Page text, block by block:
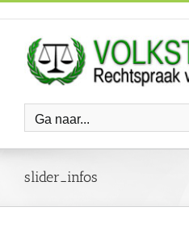
Ga
naar
Ga naar...
slider_infos